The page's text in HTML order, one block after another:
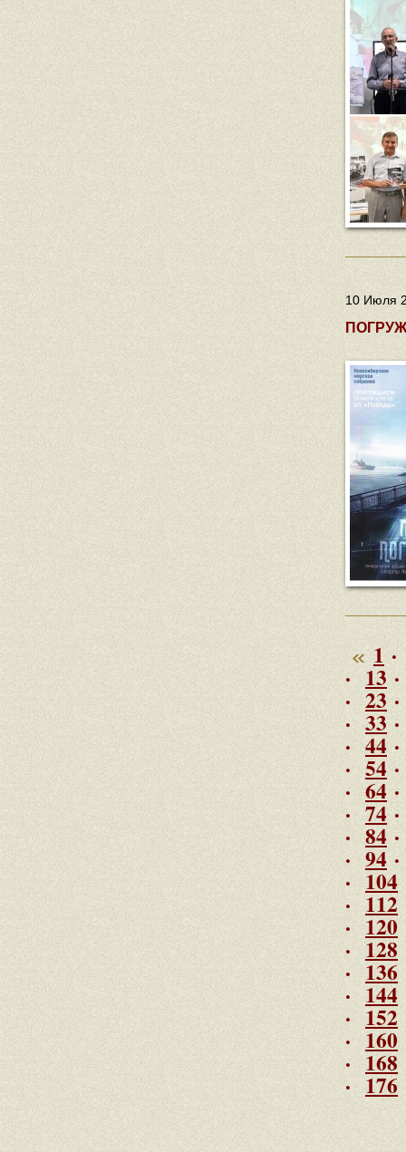
10 Июля
1 ·
· 13 ·
· 23 ·
· 33 ·
· 44 ·
· 54 ·
· 64 ·
· 74 ·
· 84 ·
· 94 ·
· 104
· 112
· 120
· 128
· 136
· 144
· 152
· 160
· 168
· 176